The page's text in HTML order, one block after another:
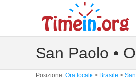
San Paolo •
Posizione: Ora locale > Brasile >